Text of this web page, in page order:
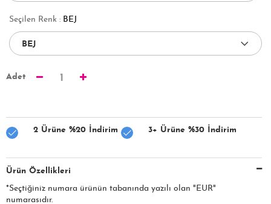
Seçilen Renk : BEJ
Adet 1
2 Ürüne %20 İndirim 3+ Ürüne %30 İndirim
Ürün Özellikleri
*Seçtiğiniz numara ürünün tabanında yazılı olan "EUR"
numarasıdır.